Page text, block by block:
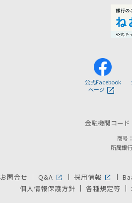
公式Facebook
ページ
金融機関コー
商号
所属銀
お問合せ Q&A 新しいウィンドウで開き
採用情報 新しい
個人情報保護方針
各種規定等